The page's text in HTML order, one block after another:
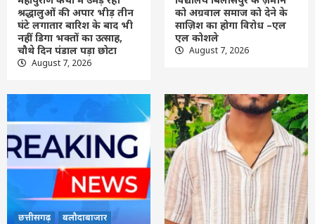
2
छत्तीसगढ़ लेटेस्ट
गुरु घासीदास केन्द्रीय विश्व विद्यालय बिलासपुर के
ज़मीन को अग्रवाल समाज को देने के साज़िश का
होगा विरोध –एल एल कोशले
3
छत्तीसगढ़ बलौदाबाजार लेटेस्ट
बलौदा बाजार में मिनीमाता पुण्यतिथि एवं प्रतिभा
सम्मान 11अगस्त को
4
छत्तीसगढ़ लेटेस्ट
जिला सरगुजा में पदस्थ पुलिस निरीक्षक सी.आर.
चंद्रा के सुपुत्र अतुल चंद्रा का एनआईटी दिल्ली के
कंप्यूटर साइंस एंड इंजीनियरिंग में चयन
श्रद्धालुओं की अपार भीड़ तीन
घंटे लगातार बारिश के बाद भी
नहीं डिगा भक्तों का उत्साह,
चौथे दिन पंडाल पड़ा छोटा
August 7, 2026
को अग्रवाल समाज को देने के
साज़िश का होगा विरोध –एल
एल कोशले
August 7, 2026
छत्तीसगढ़
बलौदाबाजार